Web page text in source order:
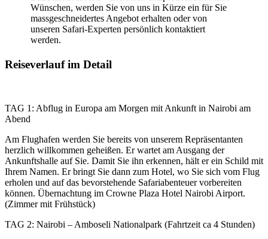
Wünschen, werden Sie von uns in Kürze ein für Sie
massgeschneidertes Angebot erhalten oder von
unseren Safari-Experten persönlich kontaktiert
werden.
Reiseverlauf im Detail
TAG 1: Abflug in Europa am Morgen mit Ankunft in Nairobi am
Abend
Am Flughafen werden Sie bereits von unserem Repräsentanten
herzlich willkommen geheißen. Er wartet am Ausgang der
Ankunftshalle auf Sie. Damit Sie ihn erkennen, hält er ein Schild mit
Ihrem Namen. Er bringt Sie dann zum Hotel, wo Sie sich vom Flug
erholen und auf das bevorstehende Safariabenteuer vorbereiten
können. Übernachtung im Crowne Plaza Hotel Nairobi Airport.
(Zimmer mit Frühstück)
TAG 2: Nairobi – Amboseli Nationalpark (Fahrtzeit ca 4 Stunden)